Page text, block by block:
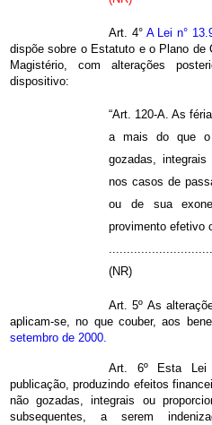
Art. 4° A Lei n°
dispõe sobre o Estatuto e o Plano de
Magistério, com alterações
dispositivo:
“Art. 120-A. As
a mais do que o
gozadas, integrais
nos casos de
ou de sua
provimento efetivo
(NR)
Art. 5º As
aplicam-se, no que couber, aos
setembro de 2000.
Art. 6º Esta
publicação, produzindo efeitos
não gozadas, integrais ou
subsequentes, a serem